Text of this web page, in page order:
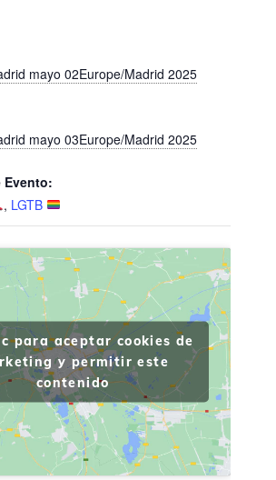
mayo 02Europe/Madrid 2025
mayo 03Europe/Madrid 2025
Evento:
, LGTB
para aceptar cookies de
y permitir este
contenido